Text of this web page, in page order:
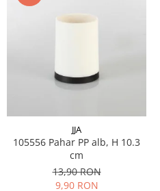
JJA
105556 Pahar PP alb, H 10.3
cm
13,90 RON
9,90 RON